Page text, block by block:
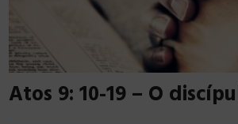
Atos 9: 10-19 – O